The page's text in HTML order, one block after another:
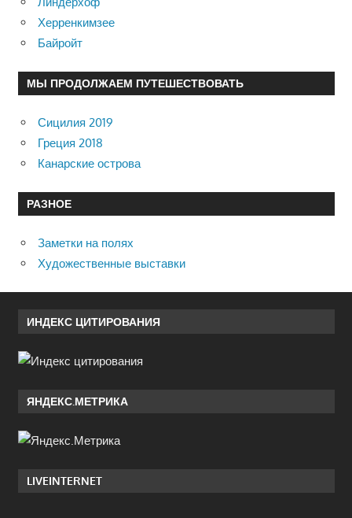
Херренкимзее
Байройт
МЫ ПРОДОЛЖАЕМ ПУТЕШЕСТВОВАТЬ
Сицилия 2019
Греция 2018
Канарские острова
РАЗНОЕ
Заметки на полях
Художественные выставки
ИНДЕКС ЦИТИРОВАНИЯ
ЯНДЕКС.МЕТРИКА
LIVEINTERNET